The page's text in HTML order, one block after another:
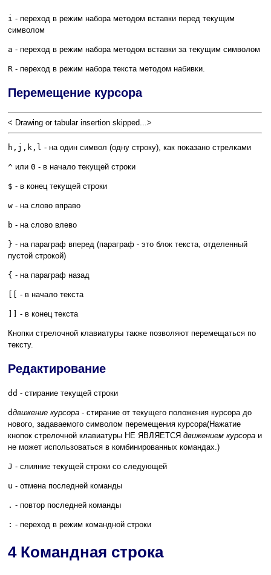
i - переход в режим набора методом вставки перед текущим
символом
a - переход в режим набора методом вставки за текущим символом
R - переход в режим набора текста методом набивки.
Перемещение курсора
< Drawing or tabular insertion skipped...>
h,j,k,l - на один символ (одну строку), как показано стрелками
^ или 0 - в начало текущей строки
$ - в конец текущей строки
w - на слово вправо
b - на слово влево
} - на параграф вперед (параграф - это блок текста, отделенный
пустой строкой)
{ - на параграф назад
[[ - в начало текста
]] - в конец текста
Кнопки стрелочной клавиатуры также позволяют перемещаться по
тексту.
Редактирование
dd - стирание текущей строки
dдвижение курсора - стирание от текущего положения курсора до
нового, задаваемого символом перемещения курсора(Нажатие
кнопок стрелочной клавиатуры НЕ ЯВЛЯЕТСЯ движением курсора и
не может использоваться в комбинированных командах.)
J - слияние текущей строки со следующей
u - отмена последней команды
. - повтор последней команды
: - переход в режим командной строки
4 Командная строка